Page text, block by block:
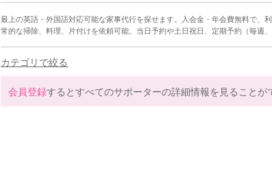
最上の英語・外国語対応可能な家事代行を探せます。入会金・年会費無料で、
常的な掃除、料理、片付けを依頼可能。当日予約や土日祝日、定期予約（毎週
カテゴリで絞る
会員登録するとすべてのサポーターの詳細情報を見ることが